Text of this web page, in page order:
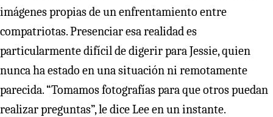
imágenes propias de un enfrentamiento entre
compatriotas. Presenciar esa realidad es
particularmente difícil de digerir para Jessie, quien
nunca ha estado en una situación ni remotamente
parecida. “Tomamos fotografías para que otros puedan
realizar preguntas”, le dice Lee en un instante.